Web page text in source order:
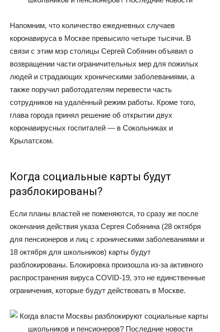
Напомним, что количество ежедневных случаев
коронавируса в Москве превысило четыре тысячи. В
связи с этим мэр столицы Сергей Собянин объявил о
возвращении части ограничительных мер для пожилых
людей и страдающих хроническими заболеваниями, а
также поручил работодателям перевести часть
сотрудников на удалённый режим работы. Кроме того,
глава города принял решение об открытии двух
коронавирусных госпиталей — в Сокольниках и
Крылатском.
Когда социальные карты будут
разблокированы?
Если планы властей не поменяются, то сразу же после
окончания действия указа Сергея Собянина (28 октября
для пенсионеров и лиц с хроническими заболеваниями и
18 октября для школьников) карты будут
разблокированы. Блокировка произошла из-за активного
распространения вируса COVID-19, это не единственные
ограничения, которые будут действовать в Москве.